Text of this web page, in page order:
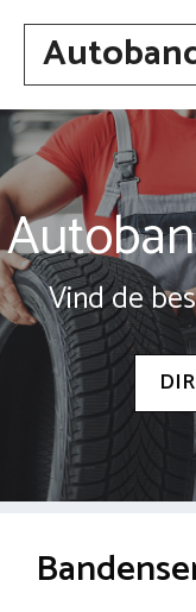
Spring
inhoud
Vind de